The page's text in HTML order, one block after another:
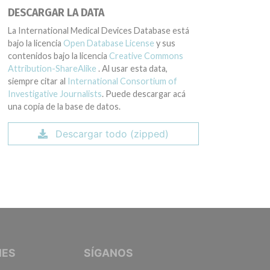
DESCARGAR LA DATA
La International Medical Devices Database está
bajo la licencia Open Database License y sus
contenidos bajo la licencia Creative Commons
Attribution-ShareAlike . Al usar esta data,
siempre citar al International Consortium of
Investigative Journalists. Puede descargar acá
una copia de la base de datos.
Descargar todo (zipped)
JOURNALISTSSÍGANOS